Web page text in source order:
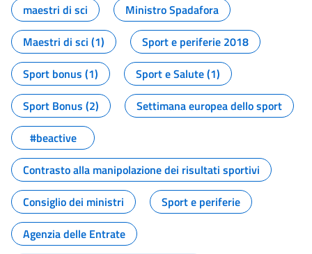
maestri di sci
Ministro Spadafora
Maestri di sci (1)
Sport e periferie 2018
Sport bonus (1)
Sport e Salute (1)
Sport Bonus (2)
Settimana europea dello sport
#beactive
Contrasto alla manipolazione dei risultati sportivi
Consiglio dei ministri
Sport e periferie
Agenzia delle Entrate